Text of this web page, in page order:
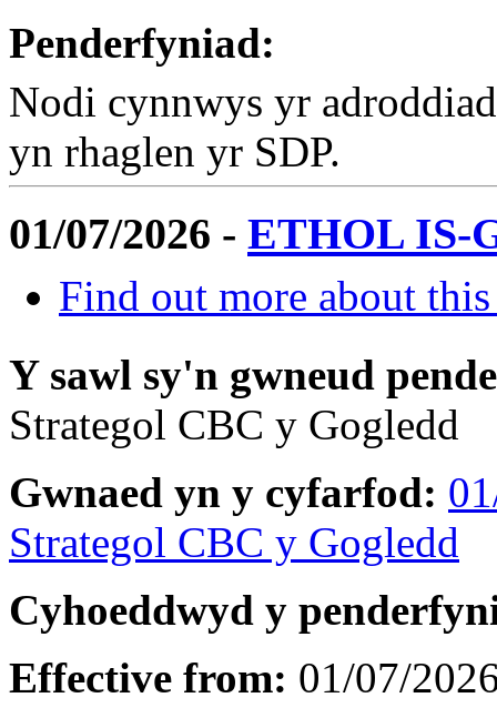
Penderfyniad:
Nodi cynnwys yr
yn rhaglen yr SDP.
01/07/2026 - ETHOL IS-
Find out more about
Y sawl sy'n gwneud
Strategol CBC y Gogledd
Gwnaed yn y cyfarfod:
Strategol CBC y Gogledd
Cyhoeddwyd y
Effective from: 01/07/